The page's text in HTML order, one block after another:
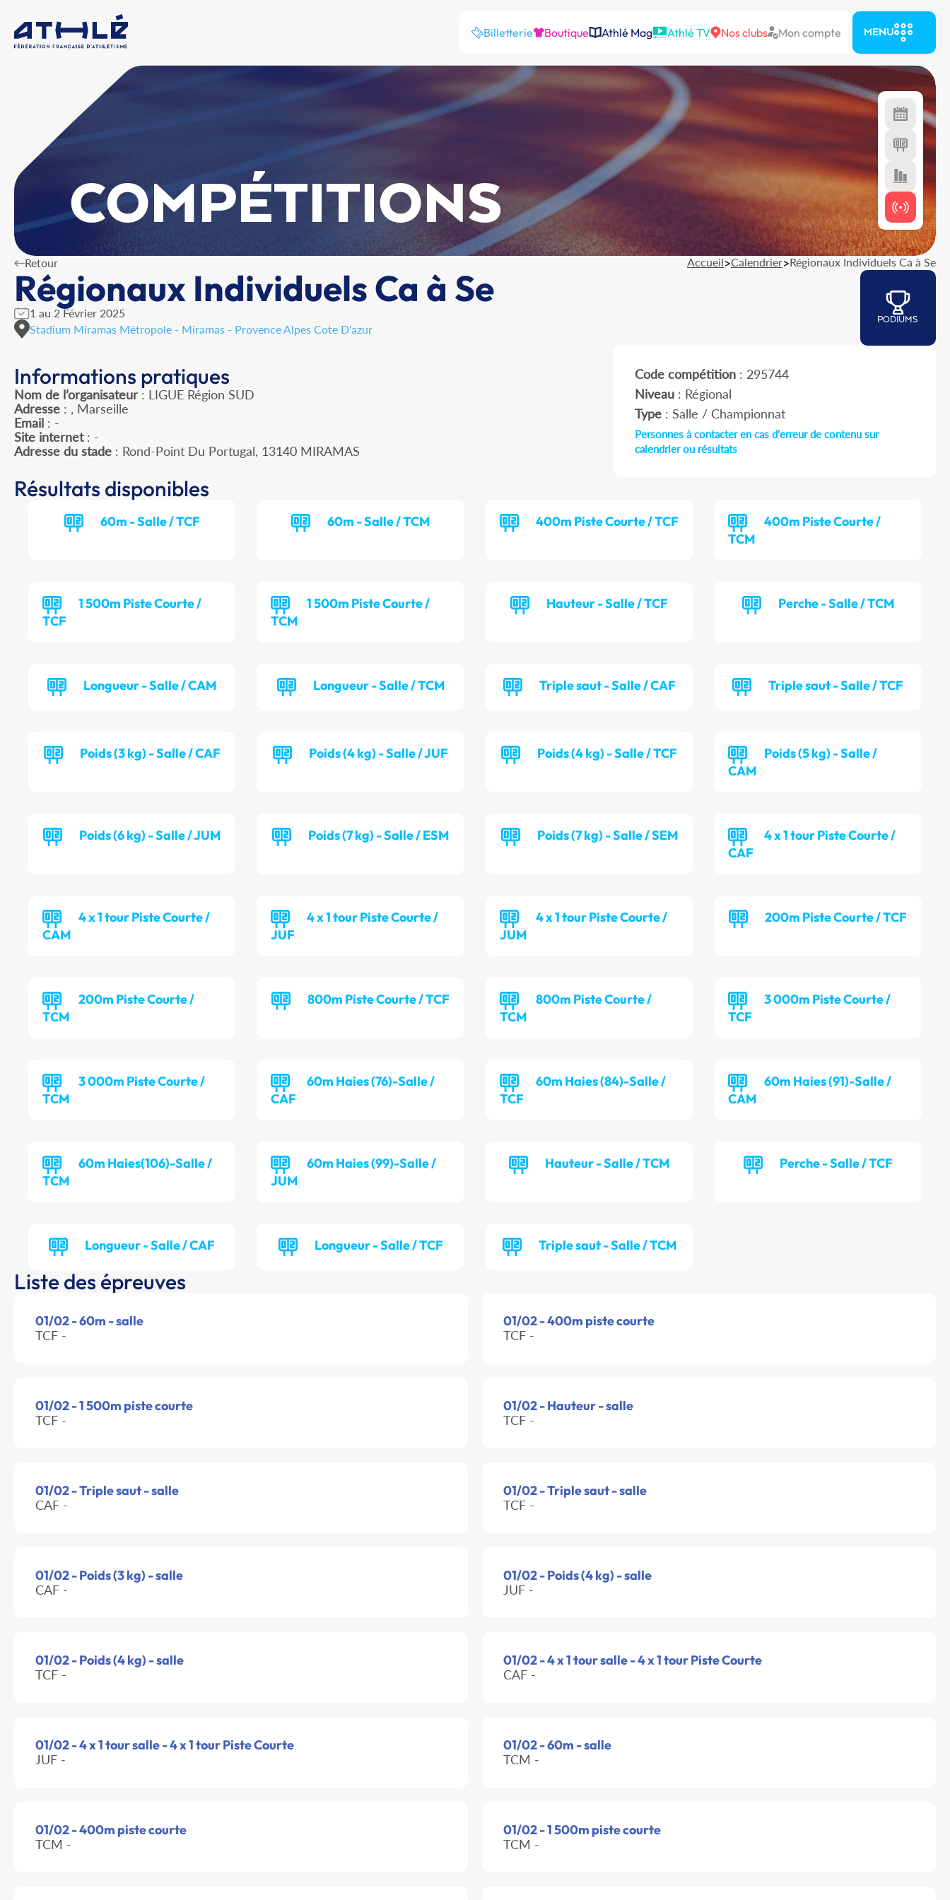
Billetterie Boutique Athlé Mag Athlé TV Nos clubs Mon compte MENU
COMPÉTITIONS
Retour Accueil>Calendrier>Régionaux Individuels Ca à Se
Régionaux Individuels Ca à Se
1 au 2 Février 2025
Stadium Miramas Métropole - Miramas - Provence Alpes Cote D'azur
PODIUMS
Informations pratiques
Nom de l’organisateur : LIGUE Région SUD
Adresse : , Marseille
Email : -
Site internet: -
Adresse du stade : Rond-Point Du Portugal, 13140 MIRAMAS
Code compétition: 295744
Niveau: Régional
Type: Salle / Championnat
Personnes à contacter en cas d'erreur de contenu sur
calendrier ou résultats
Résultats disponibles
60m - Salle / TCF 60m - Salle / TCM 400m Piste Courte / TCF
400m Piste Courte /
TCM
1 500m Piste Courte /
TCF
1 500m Piste Courte /
TCM
Hauteur - Salle / TCF Perche - Salle / TCM
Longueur - Salle / CAM Longueur - Salle / TCM Triple saut - Salle / CAF Triple saut - Salle / TCF
Poids (3 kg) - Salle / CAF Poids (4 kg) - Salle / JUF Poids (4 kg) - Salle / TCF
Poids (5 kg) - Salle /
CAM
Poids (6 kg) - Salle / JUM Poids (7 kg) - Salle / ESM Poids (7 kg) - Salle / SEM
4 x 1 tour Piste Courte /
CAF
4 x 1 tour Piste Courte /
CAM
4 x 1 tour Piste Courte /
JUF
4 x 1 tour Piste Courte /
JUM
200m Piste Courte / TCF
200m Piste Courte /
TCM
800m Piste Courte / TCF
800m Piste Courte /
TCM
3 000m Piste Courte /
TCF
3 000m Piste Courte /
TCM
60m Haies (76)-Salle /
CAF
60m Haies (84)-Salle /
TCF
60m Haies (91)-Salle /
CAM
60m Haies(106)-Salle /
TCM
60m Haies (99)-Salle /
JUM
Hauteur - Salle / TCM Perche - Salle / TCF
Longueur - Salle / CAF Longueur - Salle / TCF Triple saut - Salle / TCM
Liste des épreuves
01/02 - 60m - salle
TCF -
01/02 - 400m piste courte
TCF -
01/02 - 1 500m piste courte
TCF -
01/02 - Hauteur - salle
TCF -
01/02 - Triple saut - salle
CAF -
01/02 - Triple saut - salle
TCF -
01/02 - Poids (3 kg) - salle
CAF -
01/02 - Poids (4 kg) - salle
JUF -
01/02 - Poids (4 kg) - salle
TCF -
01/02 - 4 x 1 tour salle - 4 x 1 tour Piste Courte
CAF -
01/02 - 4 x 1 tour salle - 4 x 1 tour Piste Courte
JUF -
01/02 - 60m - salle
TCM -
01/02 - 400m piste courte
TCM -
01/02 - 1 500m piste courte
TCM -